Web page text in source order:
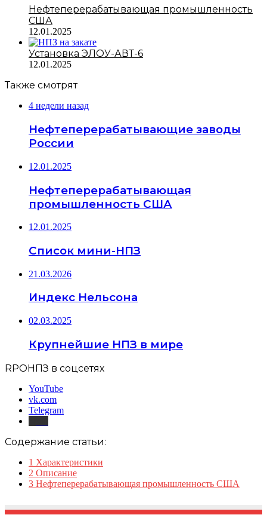
Нефтеперерабатывающая промышленность
США
12.01.2025
Установка ЭЛОУ-АВТ-6
12.01.2025
Также смотрят
4 недели назад
Нефтеперерабатывающие заводы
России
12.01.2025
Нефтеперерабатывающая
промышленность США
12.01.2025
Список мини-НПЗ
21.03.2026
Индекс Нельсона
02.03.2025
Крупнейшие НПЗ в мире
RPOНПЗ в соцсетях
YouTube
vk.com
Telegram
Содержание статьи:
1 Характеристики
2 Описание
3 Нефтеперерабатывающая промышленность США